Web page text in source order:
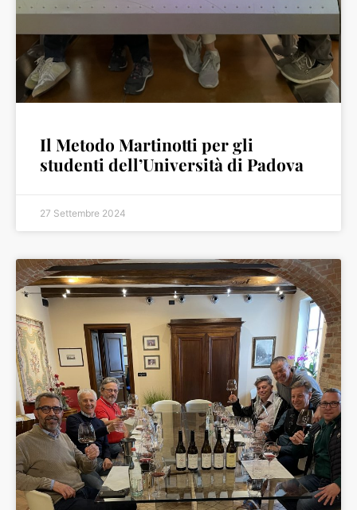
Il Metodo Martinotti per gli
studenti dell’Università di Padova
27 Settembre 2024